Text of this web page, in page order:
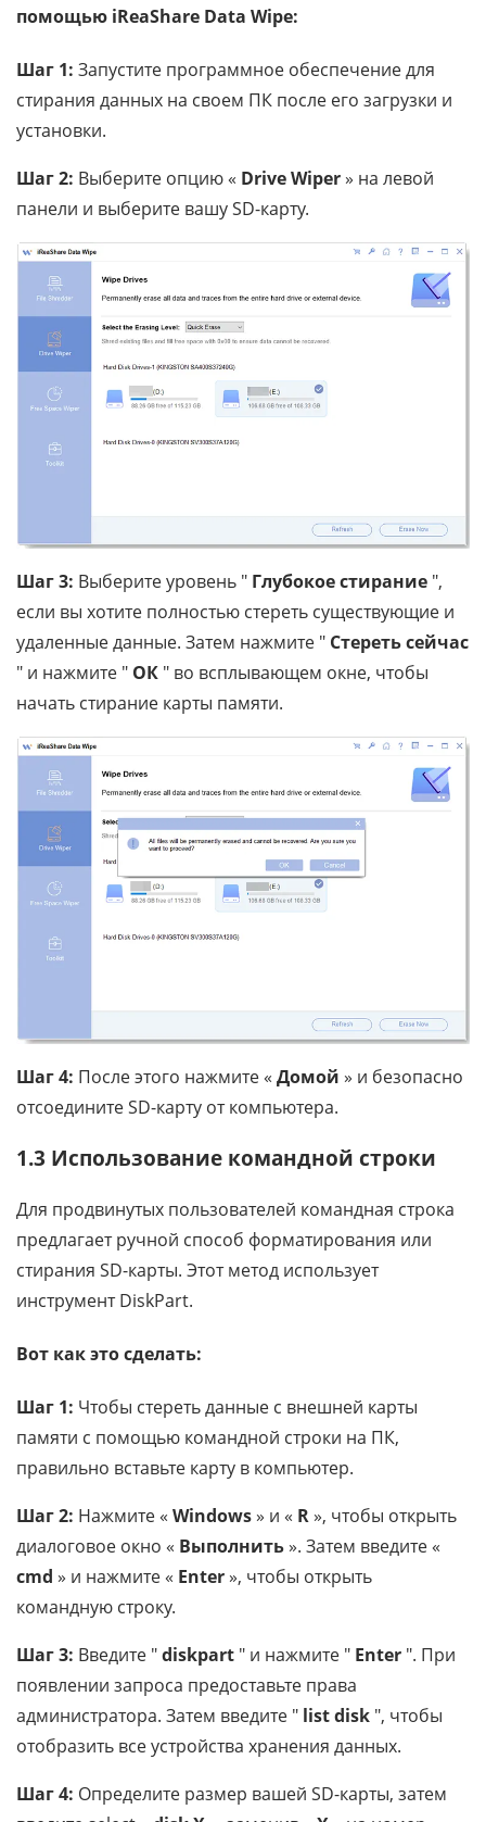
помощью iReaShare Data Wipe:
Шаг 1: Запустите программное обеспечение для
стирания данных на своем ПК после его загрузки и
установки.
Шаг 2: Выберите опцию « Drive Wiper» на левой
панели и выберите вашу SD-карту.
Шаг 3: Выберите уровень " Глубокое стирание ",
если вы хотите полностью стереть существующие и
удаленные данные. Затем нажмите " Стереть сейчас
" и нажмите " ОК " во всплывающем окне, чтобы
начать стирание карты памяти.
Шаг 4: После этого нажмите « Домой » и безопасно
отсоедините SD-карту от компьютера.
1.3 Использование командной строки
Для продвинутых пользователей командная строка
предлагает ручной способ форматирования или
стирания SD-карты. Этот метод использует
инструмент DiskPart.
Вот как это сделать:
Шаг 1: Чтобы стереть данные с внешней карты
памяти с помощью командной строки на ПК,
правильно вставьте карту в компьютер.
Шаг 2: Нажмите « Windows» и « R», чтобы открыть
диалоговое окно « Выполнить». Затем введите «
cmd » и нажмите « Enter», чтобы открыть
командную строку.
Шаг 3: Введите "diskpart " и нажмите " Enter ". При
появлении запроса предоставьте права
администратора. Затем введите " list disk ", чтобы
отобразить все устройства хранения данных.
Шаг 4: Определите размер вашей SD-карты, затем